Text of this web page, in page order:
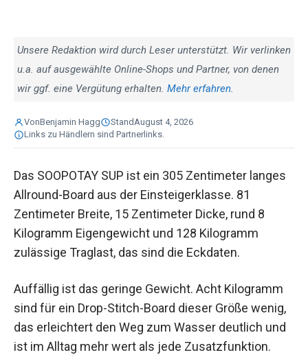
Unsere Redaktion wird durch Leser unterstützt. Wir verlinken
u.a. auf ausgewählte Online-Shops und Partner, von denen
wir ggf. eine Vergütung erhalten. Mehr erfahren.
VonBenjamin Hagg StandAugust 4, 2026
Links zu Händlern sind Partnerlinks.
Das SOOPOTAY SUP ist ein 305 Zentimeter langes
Allround-Board aus der Einsteigerklasse. 81
Zentimeter Breite, 15 Zentimeter Dicke, rund 8
Kilogramm Eigengewicht und 128 Kilogramm
zulässige Traglast, das sind die Eckdaten.
Auffällig ist das geringe Gewicht. Acht Kilogramm
sind für ein Drop-Stitch-Board dieser Größe wenig,
das erleichtert den Weg zum Wasser deutlich und
ist im Alltag mehr wert als jede Zusatzfunktion.